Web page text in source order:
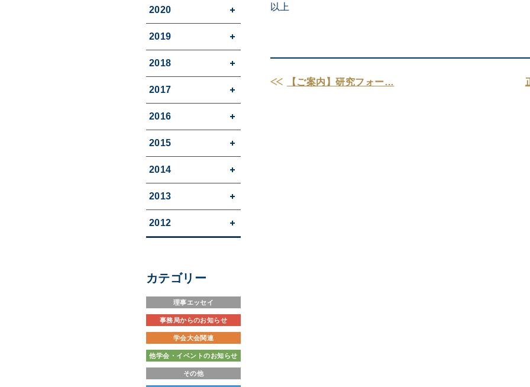
以上
【ご案内】研究フォー…
2020
2019
2018
2017
2016
2015
2014
2013
2012
カテゴリー
理事エッセイ
事務局からのお知らせ
学会大会関連
他学会・イベントのお知らせ
その他